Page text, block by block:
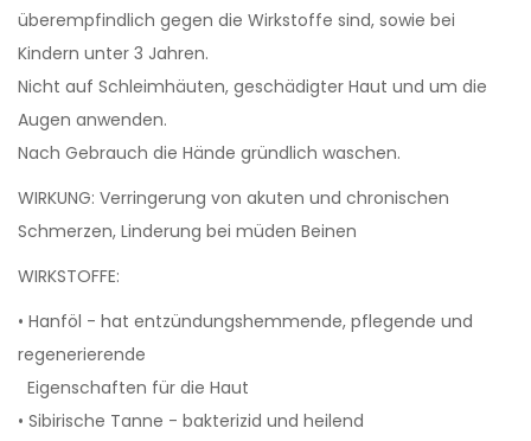
überempfindlich gegen die Wirkstoffe sind, sowie bei
Kindern unter 3 Jahren.
Nicht auf Schleimhäuten, geschädigter Haut und um die
Augen anwenden.
Nach Gebrauch die Hände gründlich waschen.
WIRKUNG: Verringerung von akuten und chronischen
Schmerzen, Linderung bei müden Beinen
WIRKSTOFFE:
• Hanföl - hat entzündungshemmende, pflegende und
regenerierende
Eigenschaften für die Haut
• Sibirische Tanne - bakterizid und heilend